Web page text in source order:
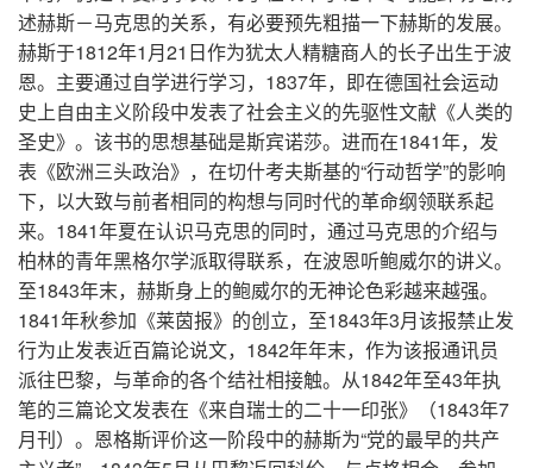
述赫斯－马克思的关系，有必要预先粗描一下赫斯的发展。
赫斯于1812年1月21日作为犹太人精糖商人的长子出生于波
恩。主要通过自学进行学习，1837年，即在德国社会运动
史上自由主义阶段中发表了社会主义的先驱性文献《人类的
圣史》。该书的思想基础是斯宾诺莎。进而在1841年，发
表《欧洲三头政治》，在切什考夫斯基的“行动哲学”的影响
下，以大致与前者相同的构想与同时代的革命纲领联系起
来。1841年夏在认识马克思的同时，通过马克思的介绍与
柏林的青年黑格尔学派取得联系，在波恩听鲍威尔的讲义。
至1843年末，赫斯身上的鲍威尔的无神论色彩越来越强。
1841年秋参加《莱茵报》的创立，至1843年3月该报禁止发
行为止发表近百篇论说文，1842年年末，作为该报通讯员
派往巴黎，与革命的各个结社相接触。从1842年至43年执
笔的三篇论文发表在《来自瑞士的二十一印张》（1843年7
月刊）。恩格斯评价这一阶段中的赫斯为“党的最早的共产